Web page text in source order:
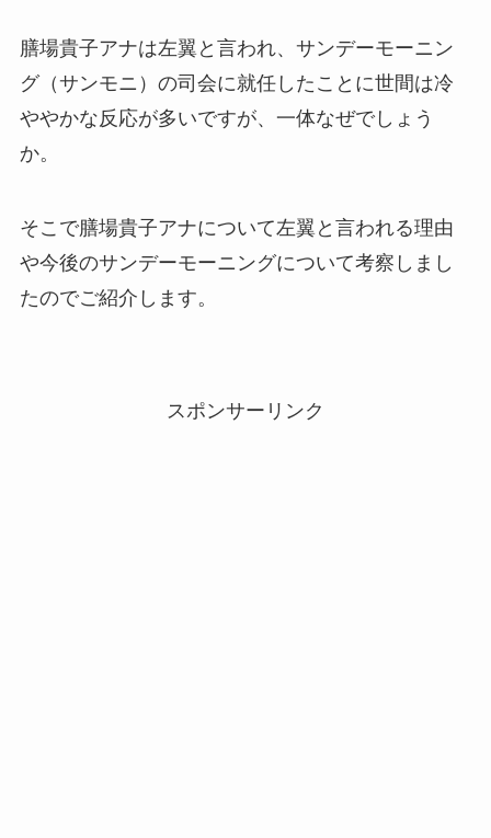
膳場貴子アナは左翼と言われ、サンデーモーニン
グ（サンモニ）の司会に就任したことに世間は冷
ややかな反応が多いですが、一体なぜでしょう
か。
そこで膳場貴子アナについて左翼と言われる理由
や今後のサンデーモーニングについて考察しまし
たのでご紹介します。
スポンサーリンク